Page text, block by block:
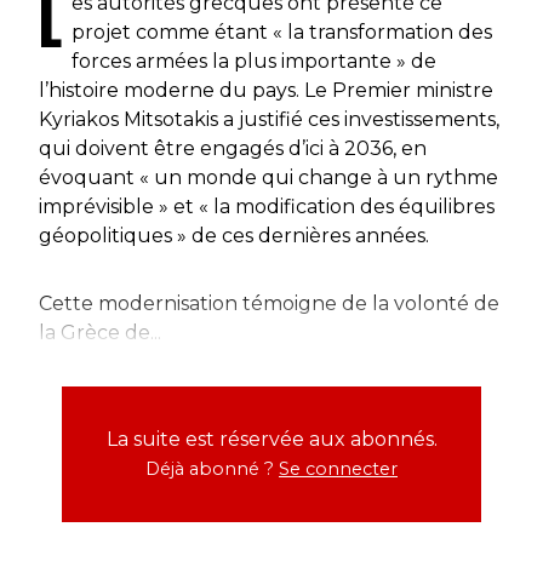
L projet comme étant « la transformation des
forces armées la plus importante » de
l’histoire moderne du pays. Le Premier ministre
Kyriakos Mitsotakis a justifié ces investissements,
qui doivent être engagés d’ici à 2036, en
évoquant « un monde qui change à un rythme
imprévisible » et « la modification des équilibres
géopolitiques » de ces dernières années.
Cette modernisation témoigne de la volonté de
la Grèce de...
La suite est réservée aux abonnés.
Déjà abonné ? Se connecter